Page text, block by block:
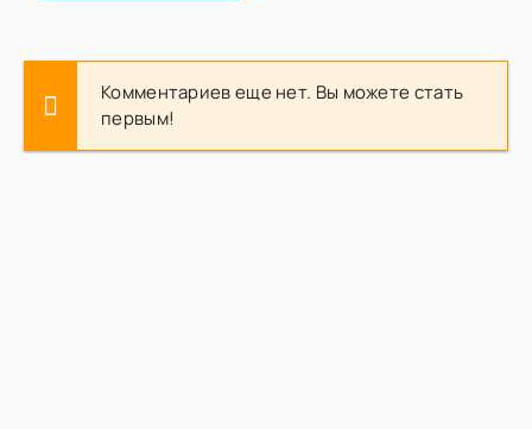
Комментариев еще нет. Вы можете стать
первым!